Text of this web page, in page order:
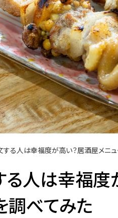
する人は幸福度が高い？居酒屋メニ
る人は幸福度
調べてみた